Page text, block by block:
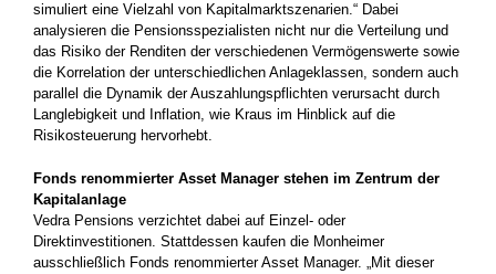
simuliert eine Vielzahl von Kapitalmarktszenarien.“ Dabei
analysieren die Pensionsspezialisten nicht nur die Verteilung und
das Risiko der Renditen der verschiedenen Vermögenswerte sowie
die Korrelation der unterschiedlichen Anlageklassen, sondern auch
parallel die Dynamik der Auszahlungspflichten verursacht durch
Langlebigkeit und Inflation, wie Kraus im Hinblick auf die
Risikosteuerung hervorhebt.
Fonds renommierter Asset Manager stehen im Zentrum der
Kapitalanlage
Vedra Pensions verzichtet dabei auf Einzel- oder
Direktinvestitionen. Stattdessen kaufen die Monheimer
ausschließlich Fonds renommierter Asset Manager. „Mit dieser